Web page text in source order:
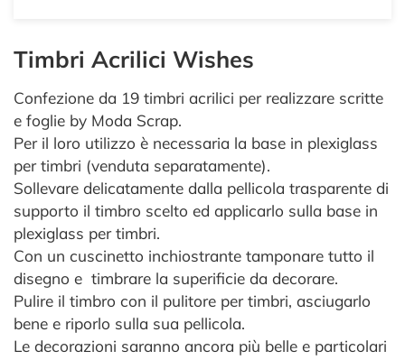
Timbri Acrilici Wishes
Confezione da 19 timbri acrilici per realizzare scritte
e foglie by Moda Scrap.
Per il loro utilizzo è necessaria la base in plexiglass
per timbri (venduta separatamente).
Sollevare delicatamente dalla pellicola trasparente di
supporto il timbro scelto ed applicarlo sulla base in
plexiglass per timbri.
Con un cuscinetto inchiostrante tamponare tutto il
disegno e timbrare la superificie da decorare.
Pulire il timbro con il pulitore per timbri, asciugarlo
bene e riporlo sulla sua pellicola.
Le decorazioni saranno ancora più belle e particolari